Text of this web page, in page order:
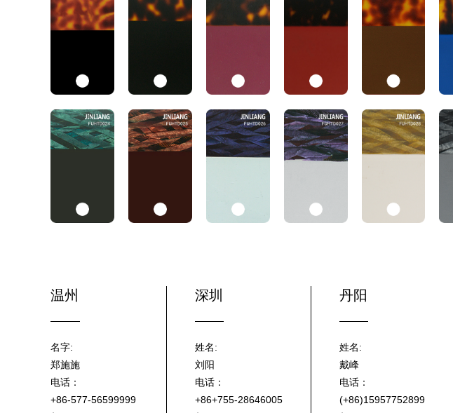
温州
名字:
郑施施
电话：
+86-577-56599999
深圳
姓名:
刘阳
电话：
+86+755-28646005
丹阳
姓名:
戴峰
电话：
(+86)15957752899